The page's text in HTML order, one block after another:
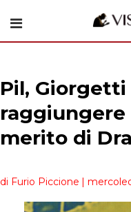
Pil, Giorgetti
raggiungere
merito di
di Furio Piccione |